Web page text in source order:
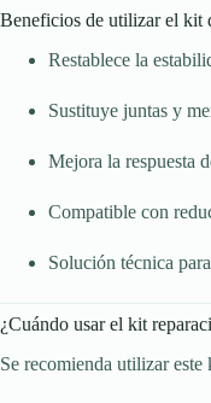
Beneficios de utilizar el kit
Restablece la
Sustituye juntas y
Mejora la respuesta
Compatible con
Solución técnica
¿Cuándo usar el kit
Se recomienda utilizar este